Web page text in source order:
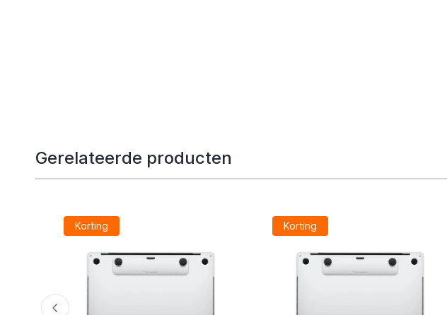
Gerelateerde producten
Korting Korting